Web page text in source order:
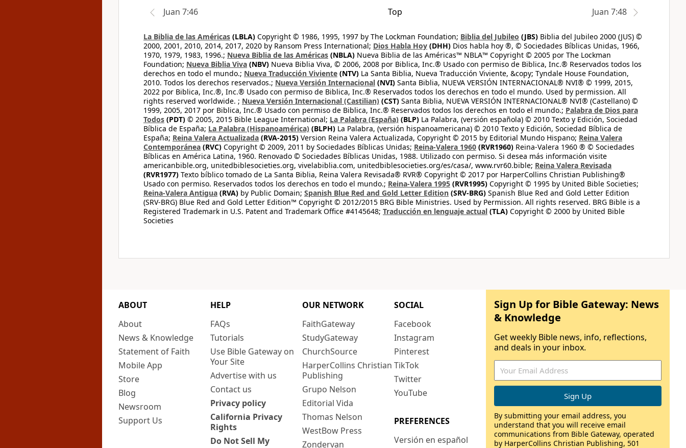
Juan 7:46
Top Juan 7:48
La Biblia de las Américas (LBLA) Copyright © 1986, 1995, 1997 by The Lockman Foundation; Biblia del Jubileo (JBS) Biblia del Jubileo 2000 (JUS) ©
2000, 2001, 2010, 2014, 2017, 2020 by Ransom Press International; Dios Habla Hoy (DHH) Dios habla hoy ®, © Sociedades Bíblicas Unidas, 1966,
1970, 1979, 1983, 1996.; Nueva Biblia de las Américas (NBLA) Nueva Biblia de las Américas™ NBLA™ Copyright © 2005 por The Lockman
Foundation; Nueva Biblia Viva (NBV) Nueva Biblia Viva, © 2006, 2008 por Biblica, Inc.® Usado con permiso de Biblica, Inc.® Reservados todos los
derechos en todo el mundo.; Nueva Traducción Viviente (NTV) La Santa Biblia, Nueva Traducción Viviente, &copy; Tyndale House Foundation,
2010. Todos los derechos reservados.; Nueva Versión Internacional (NVI) Santa Biblia, NUEVA VERSIÓN INTERNACIONAL® NVI® © 1999, 2015,
2022 por Biblica, Inc.®, Inc.® Usado con permiso de Biblica, Inc.® Reservados todos los derechos en todo el mundo. Used by permission. All
rights reserved worldwide. ; Nueva Versión Internacional (Castilian) (CST) Santa Biblia, NUEVA VERSIÓN INTERNACIONAL® NVI® (Castellano) ©
1999, 2005, 2017 por Biblica, Inc.® Usado con permiso de Biblica, Inc.® Reservados todos los derechos en todo el mundo.; Palabra de Dios para
Todos (PDT) © 2005, 2015 Bible League International; La Palabra (España) (BLP) La Palabra, (versión española) © 2010 Texto y Edición, Sociedad
Bíblica de España; La Palabra (Hispanoamérica) (BLPH) La Palabra, (versión hispanoamericana) © 2010 Texto y Edición, Sociedad Bíblica de
España; Reina Valera Actualizada (RVA-2015) Version Reina Valera Actualizada, Copyright © 2015 by Editorial Mundo Hispano; Reina Valera
Contemporánea (RVC) Copyright © 2009, 2011 by Sociedades Bíblicas Unidas; Reina-Valera 1960 (RVR1960) Reina-Valera 1960 ® © Sociedades
Bíblicas en América Latina, 1960. Renovado © Sociedades Bíblicas Unidas, 1988. Utilizado con permiso. Si desea más información visite
americanbible.org, unitedbiblesocieties.org, vivelabiblia.com, unitedbiblesocieties.org/es/casa/, www.rvr60.bible; Reina Valera Revisada
(RVR1977) Texto bíblico tomado de La Santa Biblia, Reina Valera Revisada® RVR® Copyright © 2017 por HarperCollins Christian Publishing®
Usado con permiso. Reservados todos los derechos en todo el mundo.; Reina-Valera 1995 (RVR1995) Copyright © 1995 by United Bible Societies;
Reina-Valera Antigua (RVA) by Public Domain; Spanish Blue Red and Gold Letter Edition (SRV-BRG) Spanish Blue Red and Gold Letter Edition
(SRV-BRG) Blue Red and Gold Letter Edition™ Copyright © 2012/2015 BRG Bible Ministries. Used by Permission. All rights reserved. BRG Bible is a
Registered Trademark in U.S. Patent and Trademark Office #4145648; Traducción en lenguaje actual (TLA) Copyright © 2000 by United Bible
Societies
ABOUT
About
News & Knowledge
Statement of Faith
Mobile App
Store
Blog
Newsroom
Support Us
HELP
FAQs
Tutorials
Use Bible Gateway on
Your Site
Advertise with us
Contact us
Privacy policy
California Privacy
Rights
Do Not Sell My
OUR NETWORK
FaithGateway
StudyGateway
ChurchSource
HarperCollins Christian
Publishing
Grupo Nelson
Editorial Vida
Thomas Nelson
WestBow Press
Zondervan
SOCIAL
Facebook
Instagram
Pinterest
TikTok
Twitter
YouTube
PREFERENCES
Versión en español
Sign Up for Bible Gateway: News
& Knowledge
Get weekly Bible news, info, reflections,
and deals in your inbox.
By submitting your email address, you
understand that you will receive email
communications from Bible Gateway, operated
by HarperCollins Christian Publishing, 501